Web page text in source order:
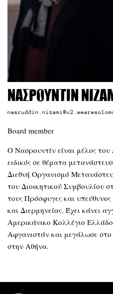
Νασρουντίν
Board member
Ο Νασρουντίν είναι μέλος του
ειδικός σε θέματα
Διεθνή Οργανισμό
του Διοικητικού Συμβουλίου
τους Πρόσφυγες και
και Διερμηνείας. Έχει κάνει
Αμερικάνικο Κολλέγιο
Αφγανιστάν και μεγάλωσε
στην Αθήνα.